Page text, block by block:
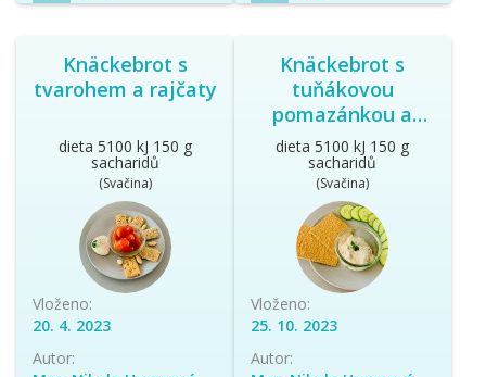
Knäckebrot s
tvarohem a rajčaty
dieta 5100 kJ 150 g
sacharidů
(Svačina)
Vloženo:
20. 4. 2023
Autor:
Knäckebrot s
tuňákovou
pomazánkou a
zeleninou
dieta 5100 kJ 150 g
sacharidů
(Svačina)
Vloženo:
25. 10. 2023
Autor: